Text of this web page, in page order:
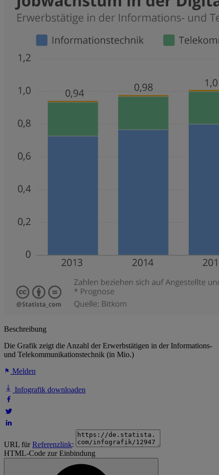
Beschreibung
Die Grafik zeigt die Anzahl der Erwerbstätigen in der Informations-
und Telekommunikationstechnik (in Mio.)
Melden
Infografik downloaden
URL fürReferenzlink:
HTML-Code zur Einbindung